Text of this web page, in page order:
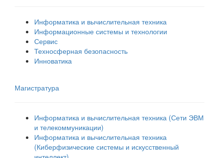
Информатика и вычислительная техника
Информационные системы и технологии
Сервис
Техносферная безопасность
Инноватика
Магистратура
Информатика и вычислительная техника (Сети ЭВМ
и телекоммуникации)
Информатика и вычислительная техника
(Киберфизические системы и искусственный